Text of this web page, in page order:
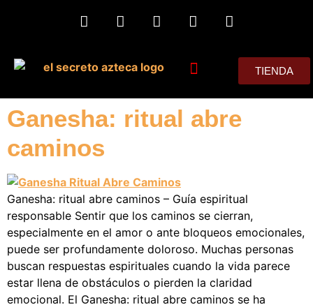
TIENDA
Ganesha: ritual abre
caminos
Ganesha: ritual abre caminos – Guía espiritual
responsable Sentir que los caminos se cierran,
especialmente en el amor o ante bloqueos emocionales,
puede ser profundamente doloroso. Muchas personas
buscan respuestas espirituales cuando la vida parece
estar llena de obstáculos o pierden la claridad
emocional. El Ganesha: ritual abre caminos se ha